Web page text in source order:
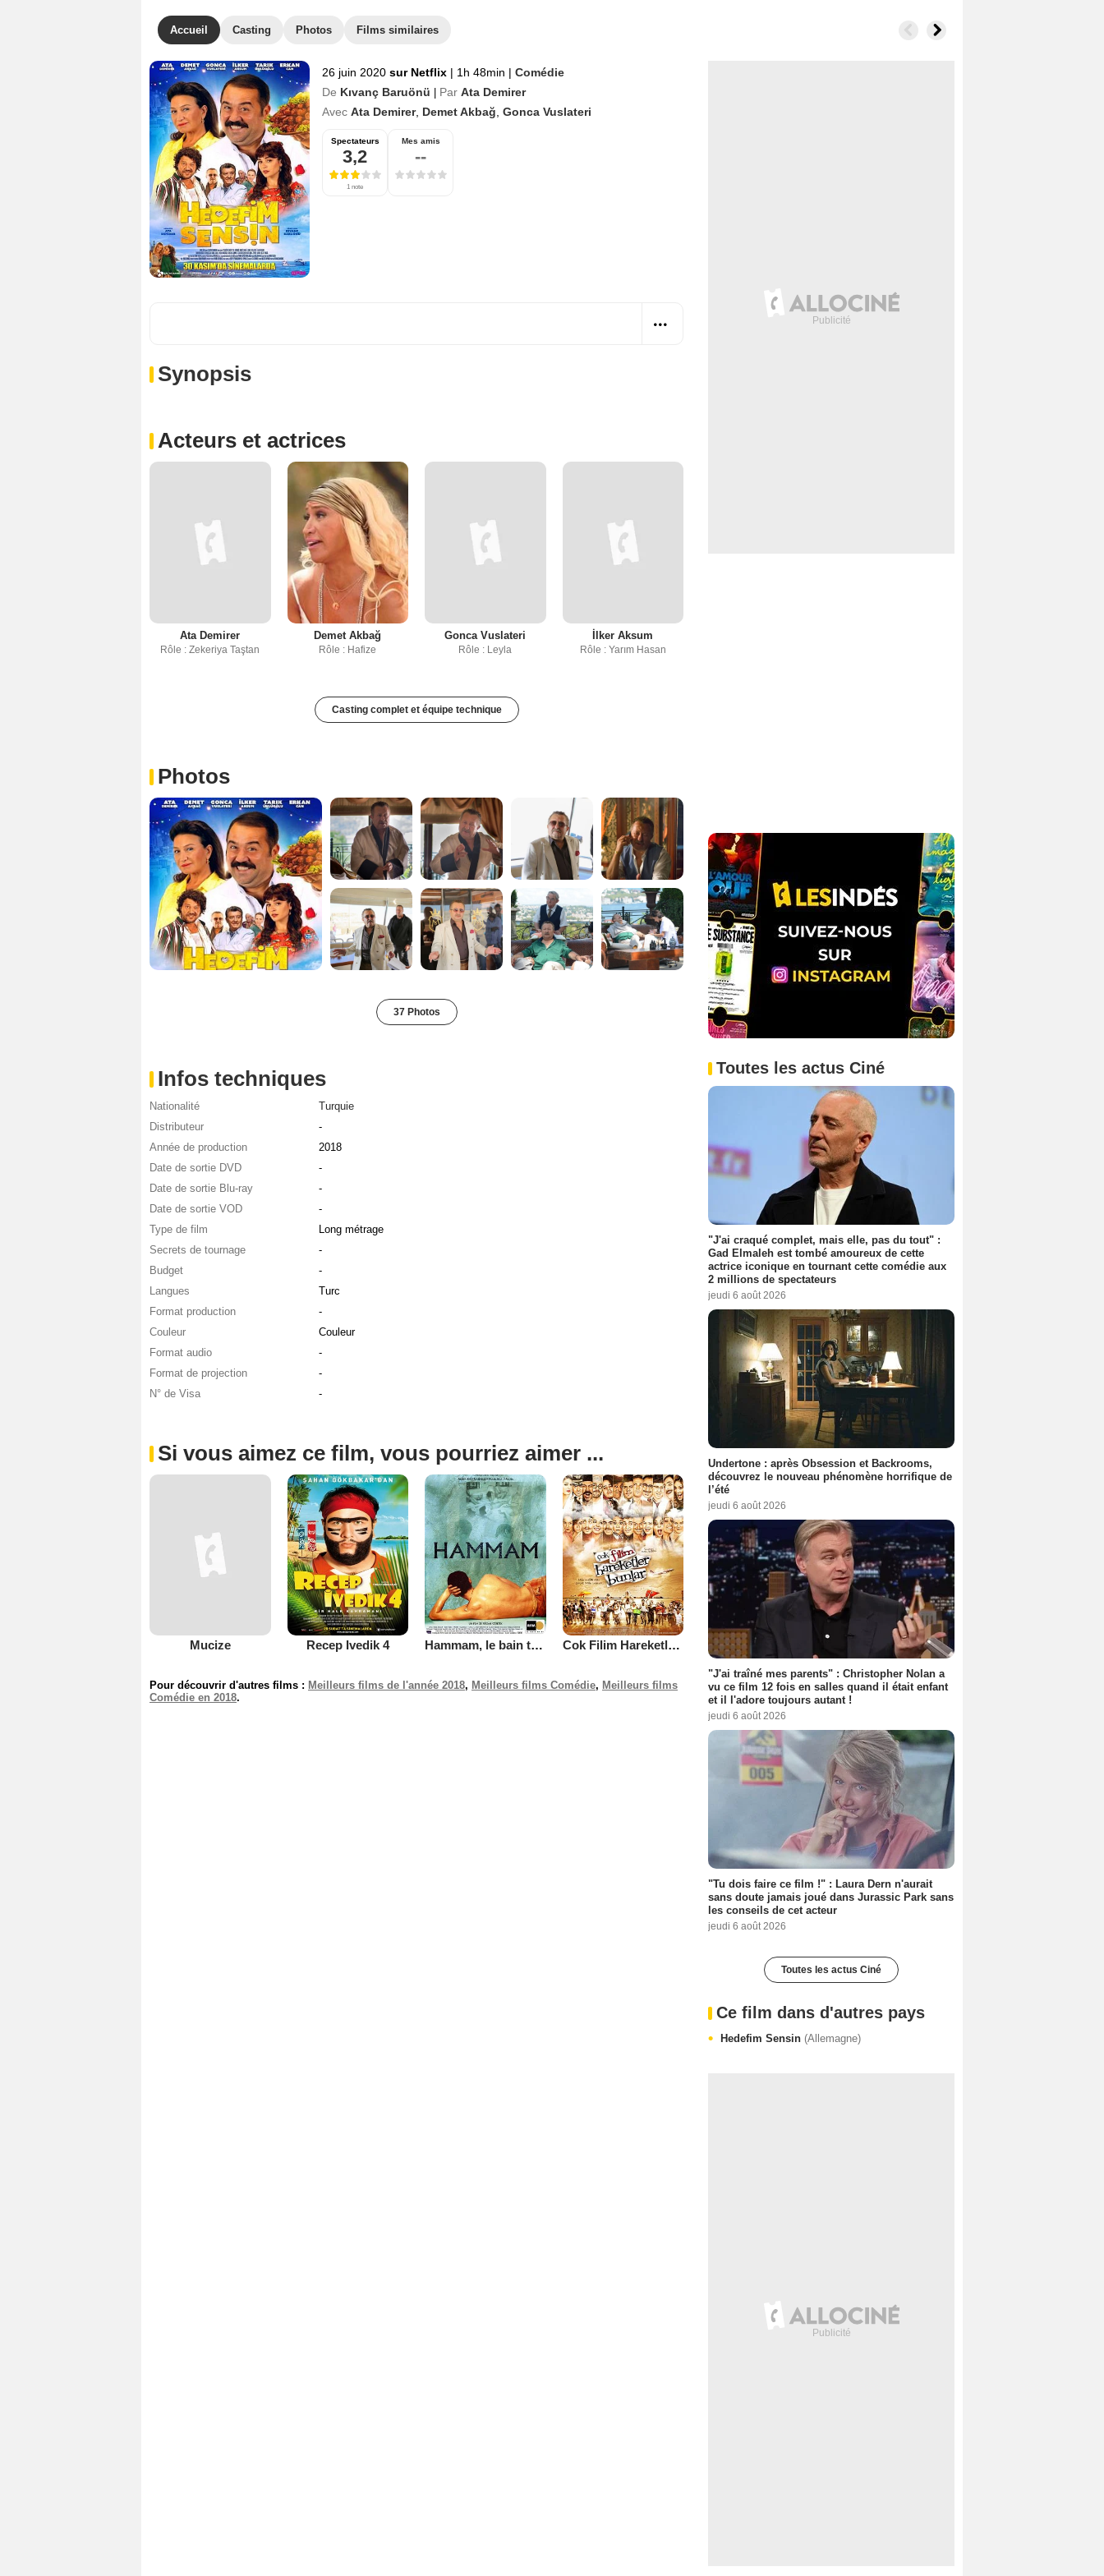
Accueil Casting Photos Films similaires
26 juin 2020 sur Netflix | 1h 48min | Comédie
De Kıvanç Baruönü Par Ata Demirer
Avec Ata Demirer, Demet Akbağ Gonca Vuslateri
Spectateurs
3,2
1 note
Mes amis
--
Synopsis
Acteurs et actrices
Ata Demirer
Rôle : Zekeriya Taştan
Demet Akbağ
Rôle : Hafize
Gonca Vuslateri
Rôle : Leyla
İlker Aksum
Rôle : Yarım Hasan
Casting complet et équipe technique
Photos
37 Photos
Infos techniques
Nationalité
Turquie
Distributeur
-
Année de production
2018
Date de sortie DVD
-
Date de sortie Blu-ray
-
Date de sortie VOD
-
Type de film
Long métrage
Secrets de tournage
-
Budget
-
Langues
Turc
Format production
-
Couleur
Couleur
Format audio
-
Format de projection
-
N° de Visa
-
Si vous aimez ce film, vous pourriez aimer ...
Mucize Recep Ivedik 4 Hammam, le bain turc Cok Filim Hareketler Bunlar
Pour découvrir d'autres films : Meilleurs films de l'année 2018, Meilleurs films Comédie, Meilleurs films
Comédie en 2018.
Toutes les actus Ciné
"J'ai craqué complet, mais elle, pas du tout" :
Gad Elmaleh est tombé amoureux de cette
actrice iconique en tournant cette comédie aux
2 millions de spectateurs
jeudi 6 août 2026
Undertone : après Obsession et Backrooms,
découvrez le nouveau phénomène horrifique de
l’été
jeudi 6 août 2026
"J'ai traîné mes parents" : Christopher Nolan a
vu ce film 12 fois en salles quand il était enfant
et il l'adore toujours autant !
jeudi 6 août 2026
"Tu dois faire ce film !" : Laura Dern n'aurait
sans doute jamais joué dans Jurassic Park sans
les conseils de cet acteur
jeudi 6 août 2026
Toutes les actus Ciné
Ce film dans d'autres pays
Hedefim Sensin (Allemagne)